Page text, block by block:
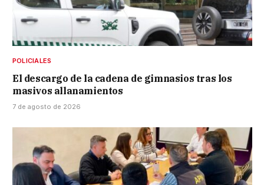
POLICIALES
El descargo de la cadena de gimnasios tras los
masivos allanamientos
7 de agosto de 2026